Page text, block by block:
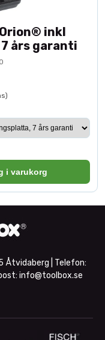
inkl
års garanti
i varukorg
Åtvidaberg | Telefon:
info@toolbox.se